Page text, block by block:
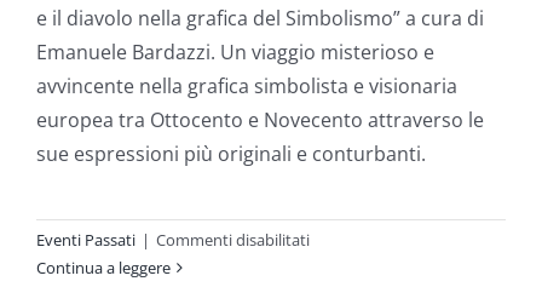
e il diavolo nella grafica del Simbolismo” a cura di
Emanuele Bardazzi. Un viaggio misterioso e
avvincente nella grafica simbolista e visionaria
europea tra Ottocento e Novecento attraverso le
sue espressioni più originali e conturbanti.
Eventi Passati | Commenti disabilitatisu
Continua a leggere